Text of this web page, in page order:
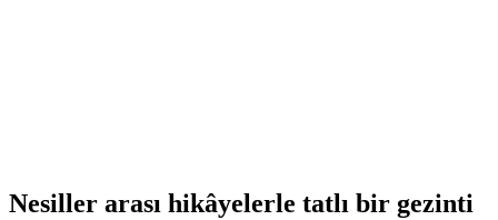
Nesiller arası hikâyelerle tatlı bir gezinti